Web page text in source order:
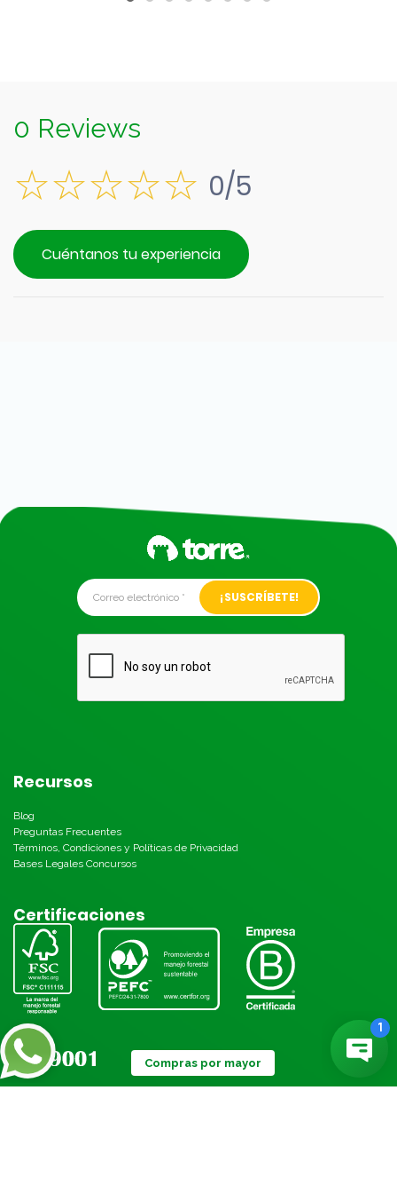
0 Reviews
0/5
Cuéntanos tu experiencia
Alternative:
Recursos
Blog
Preguntas Frecuentes
Términos, Condiciones y Políticas de Privacidad
Bases Legales Concursos
Certificaciones
Compras por mayor